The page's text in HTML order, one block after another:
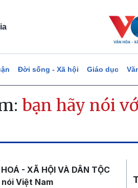
Đời sống - Xã hội Giáo dục
bạn hãy nói
- XÃ HỘI VÀ DÂN TỘC
Việt Nam